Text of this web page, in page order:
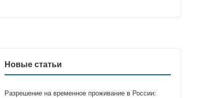
Новые статьи
Разрешение на временное проживание в России: